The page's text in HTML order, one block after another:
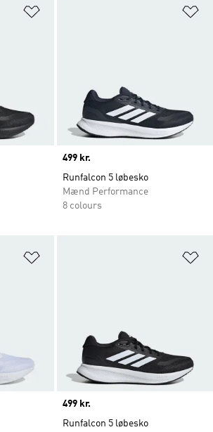
Price
499 kr.
Runfalcon 5 løbesko
Mænd Performance
8 colours
Price
499 kr.
Runfalcon 5 løbesko